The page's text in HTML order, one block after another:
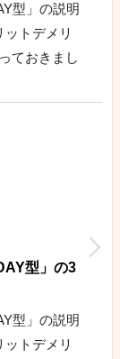
型」の説明
トデメリ
ておきまし
型」の3
型」の説明
トデメリ